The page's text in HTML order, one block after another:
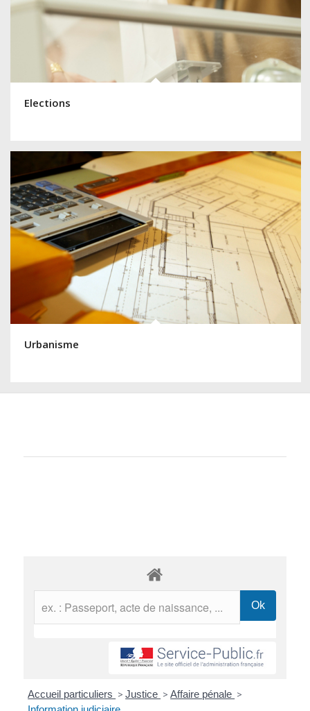
Elections
Urbanisme
Accueil particuliers > Justice > Affaire pénale >